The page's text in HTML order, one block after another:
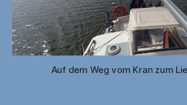
Auf dem Weg vom Kran zum